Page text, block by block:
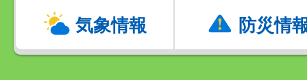
気象情報 防災情